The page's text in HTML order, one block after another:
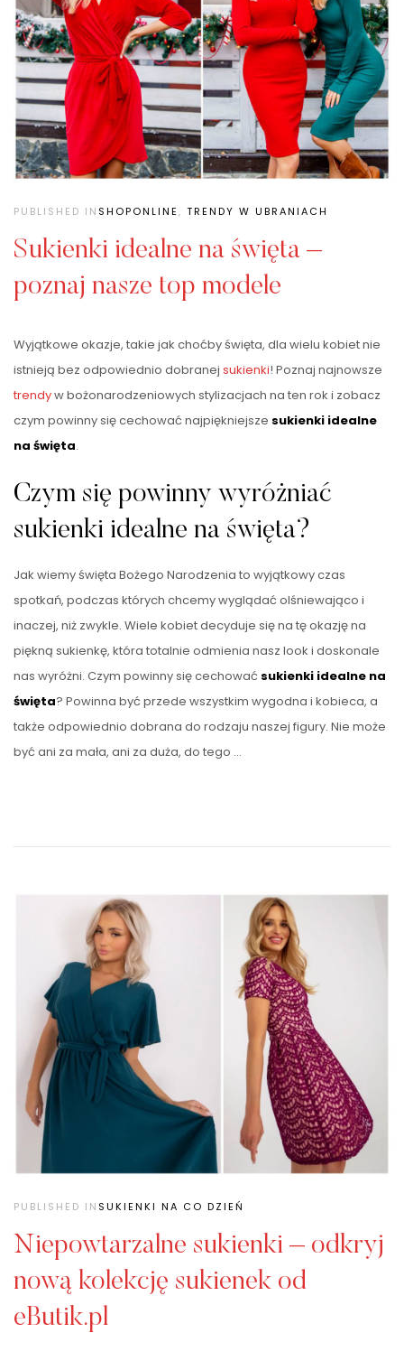
PUBLISHED IN SHOPONLINE, TRENDY W UBRANIACH
Sukienki idealne na święta –
poznaj nasze top modele
Wyjątkowe okazje, takie jak choćby święta, dla wielu kobiet nie
istnieją bez odpowiednio dobranej sukienki! Poznaj najnowsze
trendyw bożonarodzeniowych stylizacjach na ten rok i zobacz
czym powinny się cechować najpiękniejsze sukienki idealne
na święta.
Czym się powinny wyróżniać
sukienki idealne na święta?
Jak wiemy święta Bożego Narodzenia to wyjątkowy czas
spotkań, podczas których chcemy wyglądać olśniewająco i
inaczej, niż zwykle. Wiele kobiet decyduje się na tę okazję na
piękną sukienkę, która totalnie odmienia nasz look i doskonale
nas wyróżni. Czym powinny się cechować sukienki idealne na
święta? Powinna być przede wszystkim wygodna i kobieca, a
także odpowiednio dobrana do rodzaju naszej figury. Nie może
być ani za mała, ani za duża, do tego …
PUBLISHED IN SUKIENKI NA CO DZIEŃ
Niepowtarzalne sukienki – odkryj
nową kolekcję sukienek od
eButik.pl